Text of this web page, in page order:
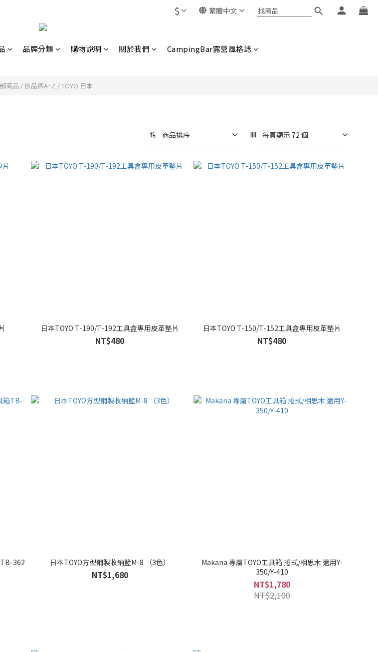
$ 繁體中文
品牌分類 購物說明 關於我們 CampingBar露營風格誌
商品 /依品牌A~Z /TOYO 日本
商品排序 每頁顯示 72 個
日本TOYO T-190/T-192工具盒專用皮革墊片
NT$480
日本TOYO T-150/T-152工具盒專用皮革墊片
NT$480
362
日本TOYO方型鋼製收納籃M-8 （3色）
NT$1,680
Makana 專屬TOYO工具箱 捲式/相思木 適用Y-
350/Y-410
NT$1,780
NT$2,100